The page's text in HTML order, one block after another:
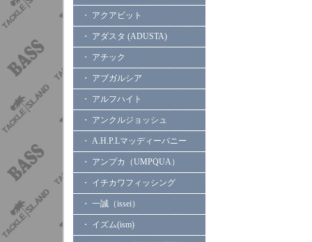
・ アクアビット
・ アダスタ (ADUSTA)
・ アチック
・ アブガルシア
・ アルフハイト
・ アンクルジョッシュ
・ A.H.P.Lマッディーバニー
・ アンプカ（UMPQUA）
・ イチカワフィッシング
・ 一誠（issei）
・ イズム(ism)